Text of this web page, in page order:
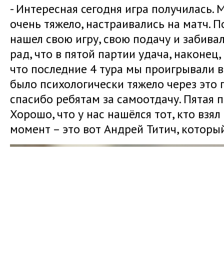
- Интересная сегодня игра получилась.
очень тяжело, настраивались на матч.
нашел свою игру, свою подачу и
рад, что в пятой партии удача,
что последние 4 тура мы проигрывали
было психологически тяжело через это
спасибо ребятам за самоотдачу. Пятая
Хорошо, что у нас нашёлся тот, кто
момент – это вот Андрей Титич,